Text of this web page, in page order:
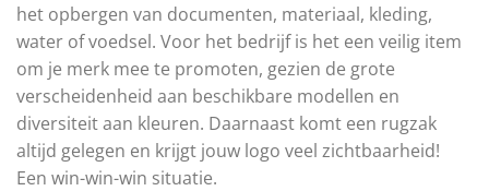
het opbergen van documenten, materiaal, kleding,
water of voedsel. Voor het bedrijf is het een veilig item
om je merk mee te promoten, gezien de grote
verscheidenheid aan beschikbare modellen en
diversiteit aan kleuren. Daarnaast komt een rugzak
altijd gelegen en krijgt jouw logo veel zichtbaarheid!
Een win-win-win situatie.